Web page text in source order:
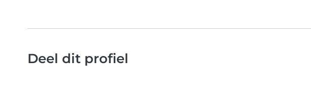
Deel dit profiel